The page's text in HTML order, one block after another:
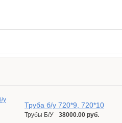
Труба б/у 720*9, 720*10
Трубы Б/У 38000.00 руб.